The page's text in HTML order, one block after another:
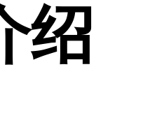
绍